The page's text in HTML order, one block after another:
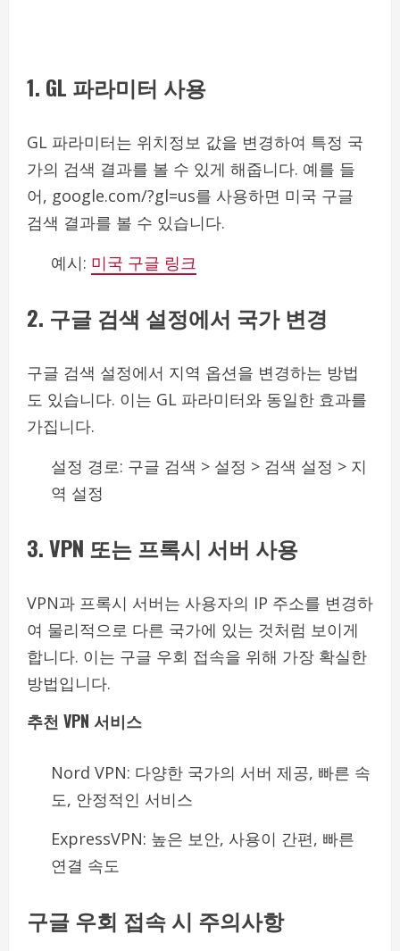
1. GL 파라미터 사용
GL 파라미터는 위치정보 값을 변경하여 특정 국
가의 검색 결과를 볼 수 있게 해줍니다. 예를 들
어, google.com/?gl=us를 사용하면 미국 구글
검색 결과를 볼 수 있습니다.
예시: 미국 구글 링크
2. 구글 검색 설정에서 국가 변경
구글 검색 설정에서 지역 옵션을 변경하는 방법
도 있습니다. 이는 GL 파라미터와 동일한 효과를
가집니다.
설정 경로: 구글 검색 > 설정 > 검색 설정 > 지
역 설정
3. VPN 또는 프록시 서버 사용
VPN과 프록시 서버는 사용자의 IP 주소를 변경하
여 물리적으로 다른 국가에 있는 것처럼 보이게
합니다. 이는 구글 우회 접속을 위해 가장 확실한
방법입니다.
추천 VPN 서비스
Nord VPN: 다양한 국가의 서버 제공, 빠른 속
도, 안정적인 서비스
ExpressVPN: 높은 보안, 사용이 간편, 빠른
연결 속도
구글 우회 접속 시 주의사항